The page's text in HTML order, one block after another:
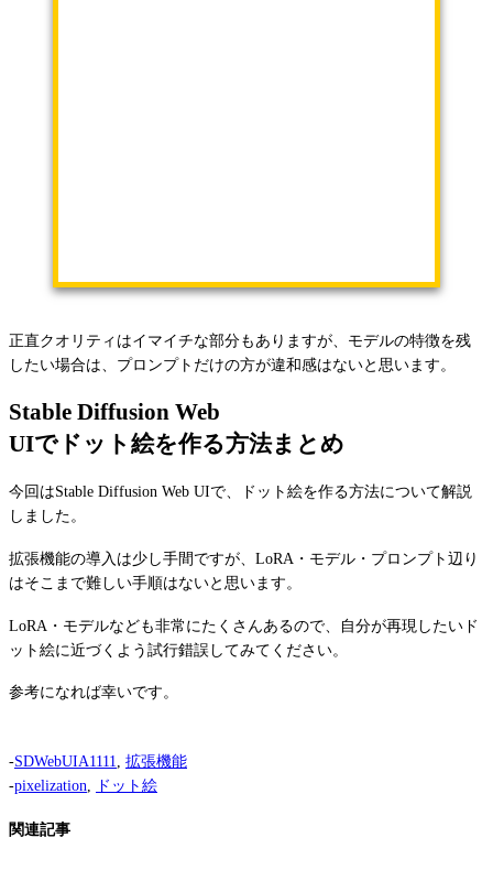
正直クオリティはイマイチな部分もありますが、モデルの特徴を残
したい場合は、プロンプトだけの方が違和感はないと思います。
Stable Diffusion Web
UIでドット絵を作る方法まとめ
今回はStable Diffusion Web UIで、ドット絵を作る方法について解説
しました。
拡張機能の導入は少し手間ですが、LoRA・モデル・プロンプト辺り
はそこまで難しい手順はないと思います。
LoRA・モデルなども非常にたくさんあるので、自分が再現したいド
ット絵に近づくよう試行錯誤してみてください。
参考になれば幸いです。
-SDWebUIA1111, 拡張機能
-pixelization, ドット絵
関連記事